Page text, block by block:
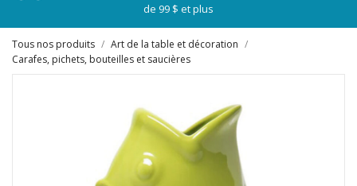
de 99 $ et plus
Tous nos produits / Art de la table et décoration /
Carafes, pichets, bouteilles et saucières